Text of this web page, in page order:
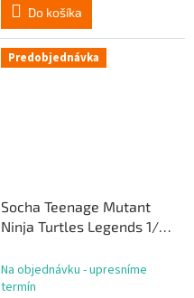
Do košíka
Predobjednávka
Socha Teenage Mutant
Ninja Turtles Legends 1/3
Na objednávku - upresníme
termín